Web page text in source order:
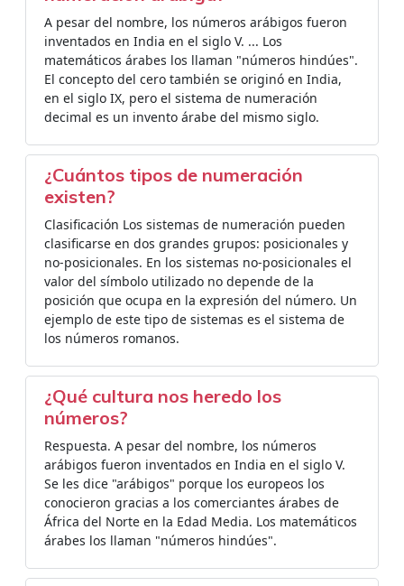
A pesar del nombre, los números arábigos fueron
inventados en India en el siglo V. ... Los
matemáticos árabes los llaman "números hindúes".
El concepto del cero también se originó en India,
en el siglo IX, pero el sistema de numeración
decimal es un invento árabe del mismo siglo.
¿Cuántos tipos de numeración
existen?
Clasificación Los sistemas de numeración pueden
clasificarse en dos grandes grupos: posicionales y
no-posicionales. En los sistemas no-posicionales el
valor del símbolo utilizado no depende de la
posición que ocupa en la expresión del número. Un
ejemplo de este tipo de sistemas es el sistema de
los números romanos.
¿Qué cultura nos heredo los
números?
Respuesta. A pesar del nombre, los números
arábigos fueron inventados en India en el siglo V.
Se les dice "arábigos" porque los europeos los
conocieron gracias a los comerciantes árabes de
África del Norte en la Edad Media. Los matemáticos
árabes los llaman "números hindúes".